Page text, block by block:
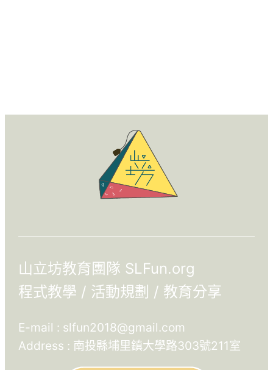
山立坊教育團隊 SLFun.org
程式教學 / 活動規劃 / 教育分享
E-mail : slfun2018@gmail.com
Address : 南投縣埔里鎮大學路303號211室